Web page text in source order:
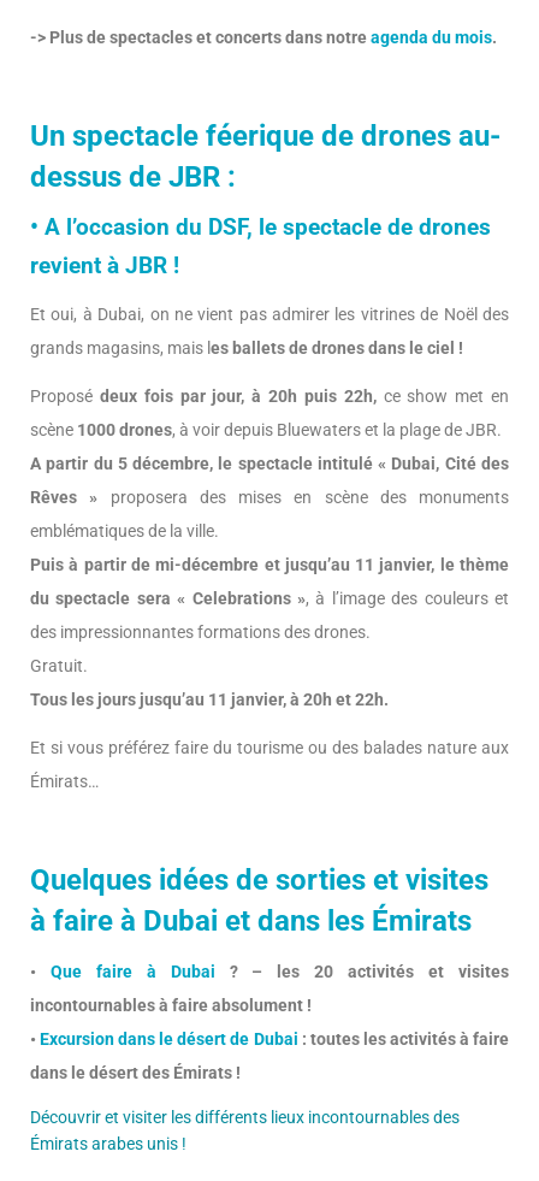
-> Plus de spectacles et concerts dans notreagenda du mois.
Un spectacle féerique de drones au-
dessus de JBR :
• A l’occasion du DSF, le spectacle de drones
revient à JBR !
Et oui, à Dubai, on ne vient pas admirer les vitrines de Noël des
grands magasins, mais l es ballets de drones dans le ciel !
Proposé deux fois par jour, à 20h puis 22h,ce show met en
scène 1000 drones, à voir depuis Bluewaters et la plage de JBR.
A partir du 5 décembre, le spectacle intitulé « Dubai, Cité des
Rêves » proposera des mises en scène des monuments
emblématiques de la ville.
Puis à partir de mi-décembre et jusqu’au 11 janvier, le thème
du spectacle sera « Celebrations », à l’image des couleurs et
des impressionnantes formations des drones.
Gratuit.
Tous les jours jusqu’au 11 janvier, à 20h et 22h.
Et si vous préférez faire du tourisme ou des balades nature aux
Émirats…
Quelques idées de sorties et visites
à faire à Dubai et dans les Émirats
• Que faire à Dubai ? – les 20 activités et visites
incontournables à faire absolument !
•Excursion dans le désert de Dubai : toutes les activités à faire
dans le désert des Émirats !
Découvrir et visiter les différents lieux incontournables des
Émirats arabes unis !